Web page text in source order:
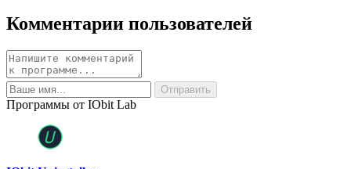
Комментарии пользователей
Программы от IObit Lab